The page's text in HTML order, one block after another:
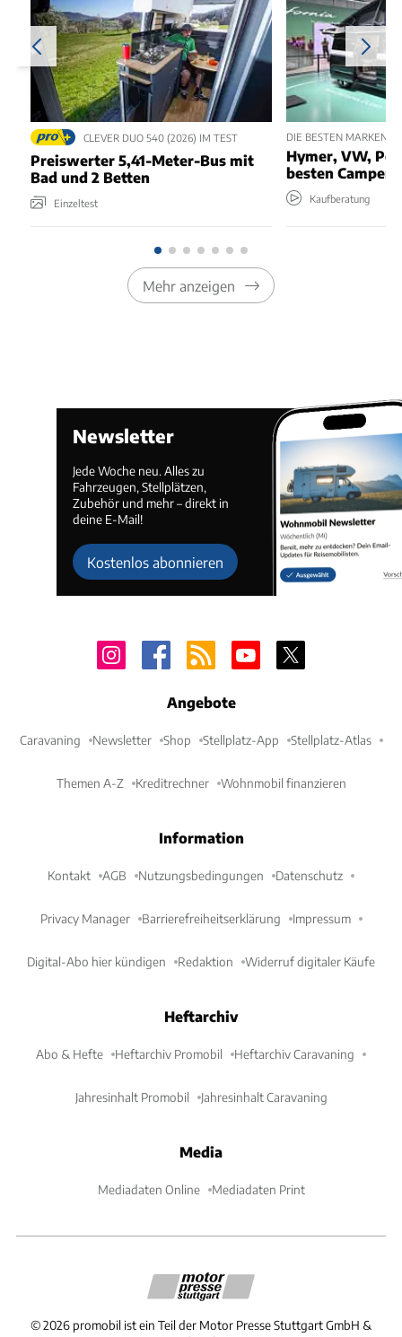
CLEVER DUO 540 (2026) IM TEST
Preiswerter 5,41-Meter-Bus mit
Bad und 2 Betten
Einzeltest
DIE BESTEN MARKEN
Hymer, VW,
besten Camper?
Kaufberatung
Mehr anzeigen
Newsletter
Jede Woche neu. Alles zu
Fahrzeugen, Stellplätzen,
Zubehör und mehr – direkt in
deine E-Mail!
Kostenlos abonnieren
Angebote
Caravaning Newsletter Shop Stellplatz-App Stellplatz-Atlas
Themen A-Z Kreditrechner Wohnmobil finanzieren
Information
Kontakt AGB Nutzungsbedingungen Datenschutz
Privacy Manager Barrierefreiheitserklärung Impressum
Digital-Abo hier kündigen Redaktion Widerruf digitaler Käufe
Heftarchiv
Abo & Hefte Heftarchiv Promobil Heftarchiv Caravaning
Jahresinhalt Promobil Jahresinhalt Caravaning
Media
Mediadaten Online Mediadaten Print
©2026 promobil ist ein Teil der Motor Presse Stuttgart GmbH &